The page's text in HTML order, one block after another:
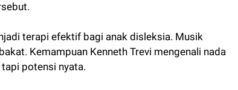
terapi efektif bagi anak disleksia. Musik
Kemampuan Kenneth Trevi mengenali nada
potensi nyata.